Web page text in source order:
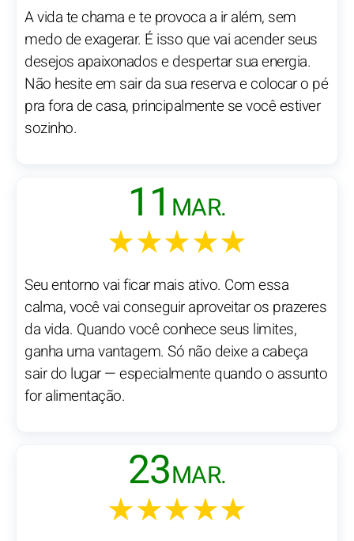
A vida te chama e te provoca a ir além, sem
medo de exagerar. É isso que vai acender seus
desejos apaixonados e despertar sua energia.
Não hesite em sair da sua reserva e colocar o pé
pra fora de casa, principalmente se você estiver
sozinho.
11 MAR.
★★★★★
Seu entorno vai ficar mais ativo. Com essa
calma, você vai conseguir aproveitar os prazeres
da vida. Quando você conhece seus limites,
ganha uma vantagem. Só não deixe a cabeça
sair do lugar — especialmente quando o assunto
for alimentação.
23MAR.
★★★★★